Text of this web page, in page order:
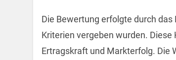
Die Bewertung erfolgte durch
Kriterien vergeben wurden.
Ertragskraft und Markterfolg. Die